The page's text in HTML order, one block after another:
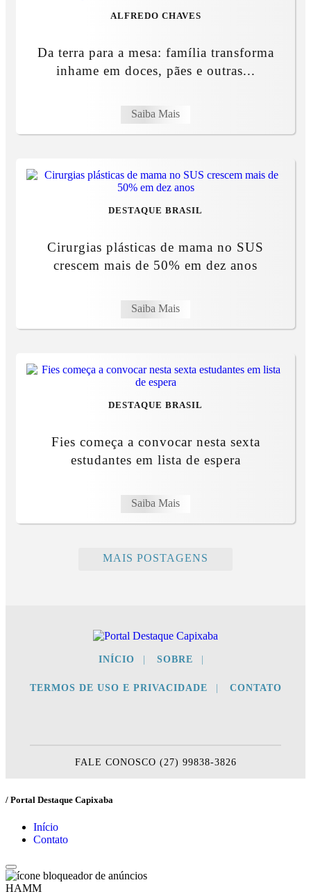
ALFREDO CHAVES
Da terra para a mesa: família transforma
inhame em doces, pães e outras...
Saiba Mais
DESTAQUE BRASIL
Cirurgias plásticas de mama no SUS
crescem mais de 50% em dez anos
Saiba Mais
DESTAQUE BRASIL
Fies começa a convocar nesta sexta
estudantes em lista de espera
Saiba Mais
MAIS POSTAGENS
INÍCIO SOBRE
TERMOS DE USO E PRIVACIDADE CONTATO
FALE CONOSCO (27) 99838-3826
/ Portal Destaque Capixaba
Início
Contato
HAMM